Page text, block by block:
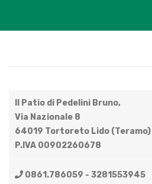
Il Patio di Pedelini Bruno,
Via Nazionale 8
64019 Tortoreto Lido (Teramo)
P.IVA 00902260678
0861.786059 - 3281553945